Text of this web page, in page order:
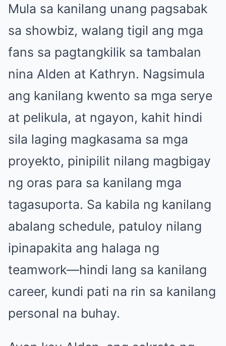
Mula sa kanilang unang pagsabak
sa showbiz, walang tigil ang mga
fans sa pagtangkilik sa tambalan
nina Alden at Kathryn. Nagsimula
ang kanilang kwento sa mga serye
at pelikula, at ngayon, kahit hindi
sila laging magkasama sa mga
proyekto, pinipilit nilang magbigay
ng oras para sa kanilang mga
tagasuporta. Sa kabila ng kanilang
abalang schedule, patuloy nilang
ipinapakita ang halaga ng
teamwork—hindi lang sa kanilang
career, kundi pati na rin sa kanilang
personal na buhay.